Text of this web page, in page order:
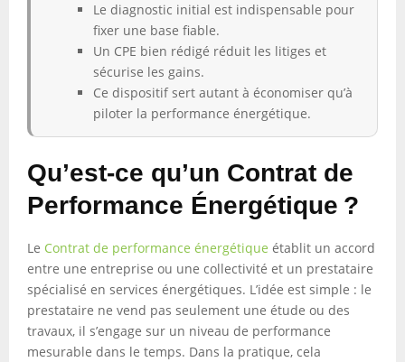
Le diagnostic initial est indispensable pour
fixer une base fiable.
Un CPE bien rédigé réduit les litiges et
sécurise les gains.
Ce dispositif sert autant à économiser qu’à
piloter la performance énergétique.
Qu’est-ce qu’un Contrat de
Performance Énergétique ?
Le Contrat de performance énergétique établit un accord
entre une entreprise ou une collectivité et un prestataire
spécialisé en services énergétiques. L’idée est simple : le
prestataire ne vend pas seulement une étude ou des
travaux, il s’engage sur un niveau de performance
mesurable dans le temps. Dans la pratique, cela